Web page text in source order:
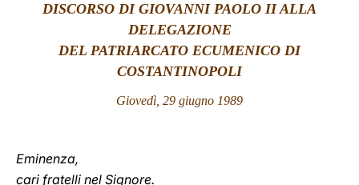
DISCORSO DI GIOVANNI PAOLO II ALLA
DELEGAZIONE
DEL PATRIARCATO ECUMENICO DI
COSTANTINOPOLI
Giovedì, 29 giugno 1989
Eminenza,
cari fratelli nel Signore.